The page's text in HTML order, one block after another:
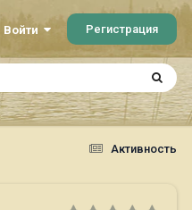
Регистрация
Активность